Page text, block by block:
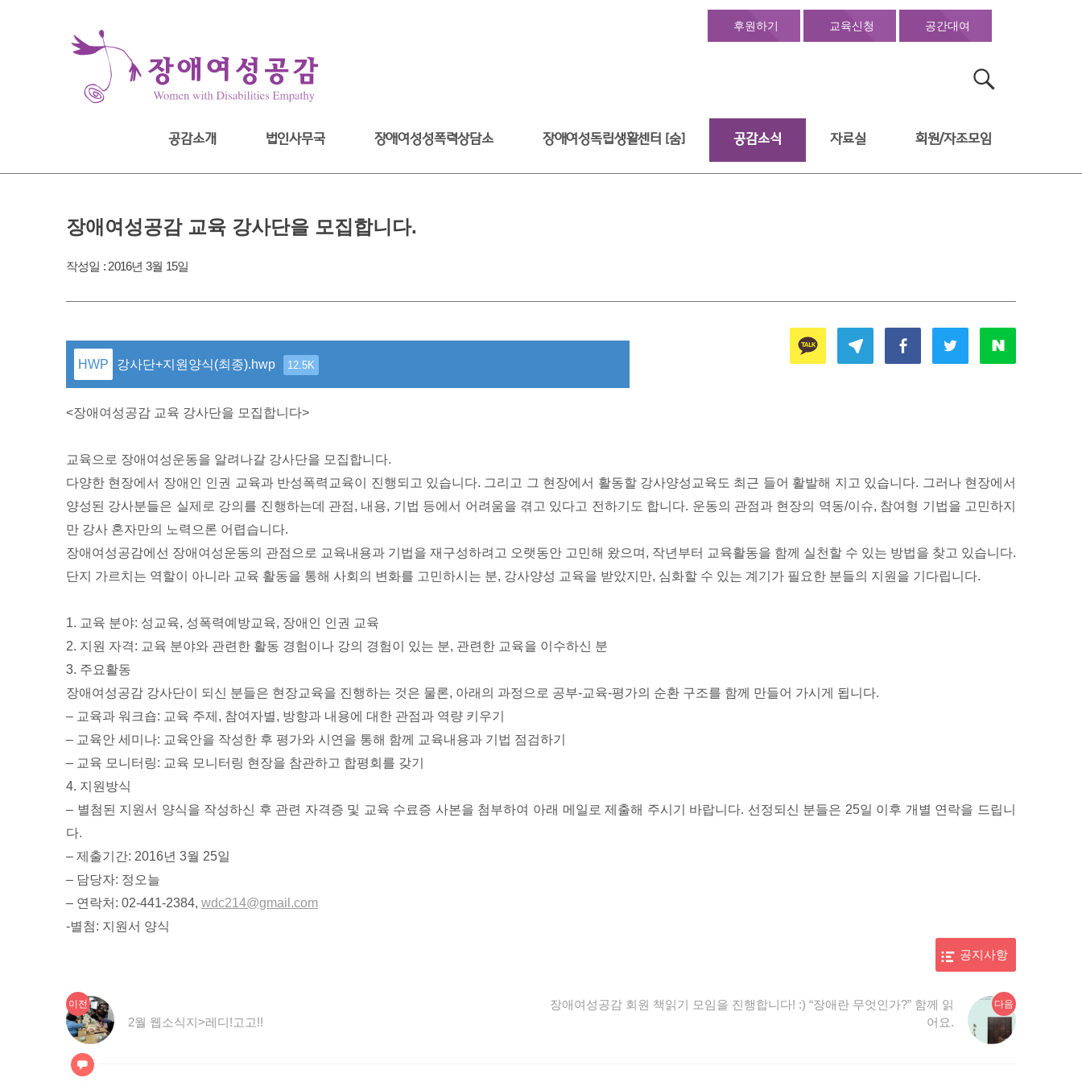
후원하기 교육신청 공간대여
공감소개 법인사무국 장애여성성폭력상담소 장애여성독립생활센터 [숨] 공감소식 자료실 회원/자조모임
장애여성공감 교육 강사단을 모집합니다.
작성일 : 2016년 3월 15일
강사단+지원양식(최종).hwp 12.5K
<장애여성공감 교육 강사단을 모집합니다>
교육으로 장애여성운동을 알려나갈 강사단을 모집합니다.
다양한 현장에서 장애인 인권 교육과 반성폭력교육이 진행되고 있습니다. 그리고 그 현장에서 활동할 강사양성교육도 최근 들어 활발해 지고 있습니다. 그러나 현장에서
양성된 강사분들은 실제로 강의를 진행하는데 관점, 내용, 기법 등에서 어려움을 겪고 있다고 전하기도 합니다. 운동의 관점과 현장의 역동/이슈, 참여형 기법을 고민하지
만 강사 혼자만의 노력으론 어렵습니다.
장애여성공감에선 장애여성운동의 관점으로 교육내용과 기법을 재구성하려고 오랫동안 고민해 왔으며, 작년부터 교육활동을 함께 실천할 수 있는 방법을 찾고 있습니다.
단지 가르치는 역할이 아니라 교육 활동을 통해 사회의 변화를 고민하시는 분, 강사양성 교육을 받았지만, 심화할 수 있는 계기가 필요한 분들의 지원을 기다립니다.
1. 교육 분야: 성교육, 성폭력예방교육, 장애인 인권 교육
2. 지원 자격: 교육 분야와 관련한 활동 경험이나 강의 경험이 있는 분, 관련한 교육을 이수하신 분
3. 주요활동
장애여성공감 강사단이 되신 분들은 현장교육을 진행하는 것은 물론, 아래의 과정으로 공부-교육-평가의 순환 구조를 함께 만들어 가시게 됩니다.
– 교육과 워크숍: 교육 주제, 참여자별, 방향과 내용에 대한 관점과 역량 키우기
– 교육안 세미나: 교육안을 작성한 후 평가와 시연을 통해 함께 교육내용과 기법 점검하기
– 교육 모니터링: 교육 모니터링 현장을 참관하고 합평회를 갖기
4. 지원방식
– 별첨된 지원서 양식을 작성하신 후 관련 자격증 및 교육 수료증 사본을 첨부하여 아래 메일로 제출해 주시기 바랍니다. 선정되신 분들은 25일 이후 개별 연락을 드립니
다.
– 제출기간: 2016년 3월 25일
– 담당자: 정오늘
– 연락처: 02-441-2384, wdc214@gmail.com
-별첨: 지원서 양식
공지사항
글
탐
색
이전
이
전
글:
2월 웹소식지>레디!고고!!
다음 다
장애여성공감 회원 책읽기 모임을 진행합니다! :) “장애란 무엇인가?” 함께 읽
어요.